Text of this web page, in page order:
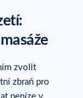
zvolit
zbraň pro